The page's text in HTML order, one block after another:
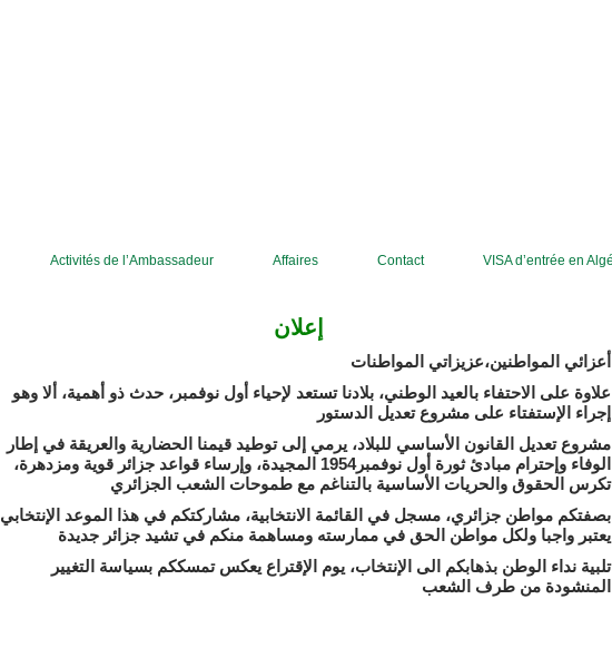
Activités de l’Ambassadeur Affaires Contact
إعلان
أعزائي المواطنين،عزيزاتي المواطنات
علاوة على الاحتفاء بالعيد الوطني، بلادنا تستعد لإحياء أول نوفمبر، حدث ذو أهمية، ألا وهو
إجراء الإستفتاء على مشروع تعديل الدستور
مشروع تعديل القانون الأساسي للبلاد، يرمي إلى توطيد قيمنا الحضارية والعريقة في إطار
الوفاء وإحترام مبادئ ثورة أول نوفمبر1954 المجيدة، وإرساء قواعد جزائر قوية ومزدهرة،
تكرس الحقوق والحريات الأساسية بالتناغم مع طموحات الشعب الجزائري
بصفتكم مواطن جزائري، مسجل في القائمة الانتخابية، مشاركتكم في هذا الموعد الإنتخابي
يعتبر واجبا ولكل مواطن الحق في ممارسته ومساهمة منكم في تشيد جزائر جديدة
تلبية نداء الوطن بذهابكم الى الإنتخاب، يوم الإقتراع يعكس تمسككم بسياسة التغيير
المنشودة من طرف الشعب